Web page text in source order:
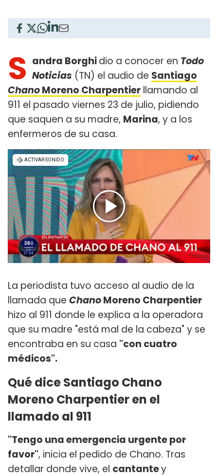
S andra Borghidio a conocer en Todo
Noticias (TN) el audio de Santiago
ChanoMoreno Charpentier llamando al
911 el pasado viernes 23 de julio, pidiendo
que saquen a su madre, Marina, y a los
enfermeros de su casa.
La periodista tuvo acceso al audio de la
llamada que ChanoMoreno Charpentier
hizo al 911 donde le explica a la operadora
que su madre "está mal de la cabeza" y se
encontraba en su casa "con cuatro
médicos".
Qué dice Santiago Chano
Moreno Charpentier en el
llamado al 911
"Tengo una emergencia urgente por
favor", inicia el pedido de Chano. Tras
detallar donde vive, el cantantey